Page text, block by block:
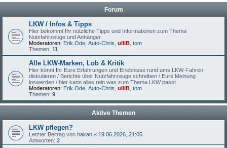
Forum
LKW / Infos & Tipps
Hier bekommt Ihr nützliche Tipps und Informationen zum Thema
Nutzfahrzeuge und Anhänger.
Moderatoren: Erik.Ode Auto-Chris ulliB tom
Themen: 11
Alle LKW-Marken, Lob & Kritik
Hier könnt Ihr Eure Erfahrungen und Erlebnisse rund ums LKW-Fahren
diskutieren / Berichte über Nutzfahrzeuge schreiben / Eure Meinung
loswerden / hier kann alles rein was zum Thema LKW passt.
Moderatoren: Erik.Ode Auto-Chris ulliB tom
Themen: 9
Aktive Themen
LKW pflegen?
Letzter Beitrag von hakan « 19.06.2026, 21:05
Antworten: 2